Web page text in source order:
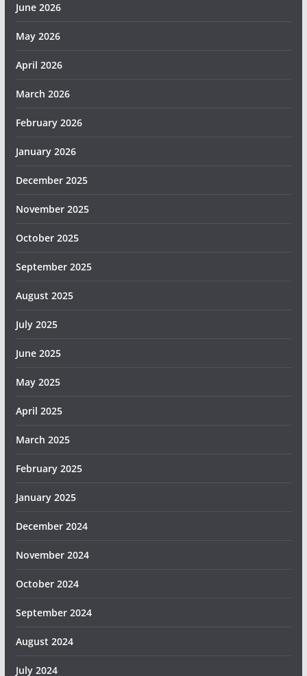
June 2026
May 2026
April 2026
March 2026
February 2026
January 2026
December 2025
November 2025
October 2025
September 2025
August 2025
July 2025
June 2025
May 2025
April 2025
March 2025
February 2025
January 2025
December 2024
November 2024
October 2024
September 2024
August 2024
July 2024